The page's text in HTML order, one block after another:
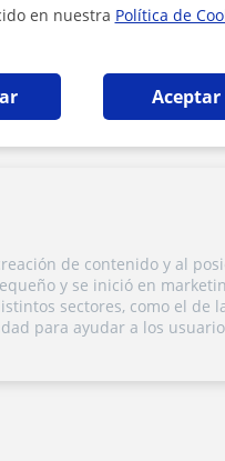
en nuestra Política de
Aceptar
de contenido y al
y se inició en
sectores, como el de
para ayudar a los